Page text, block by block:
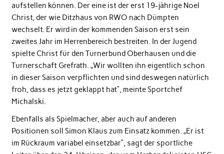
aufstellen können. Der eine ist der erst 19-jährige Noel
Christ, der wie Ditzhaus von RWO nach Dümpten
wechselt. Er wird in der kommenden Saison erst sein
zweites Jahr im Herrenbereich bestreiten. In der Jugend
spielte Christ für den Turnerbund Oberhausen und die
Turnerschaft Grefrath. „Wir wollten ihn eigentlich schon
in dieser Saison verpflichten und sind deswegen natürlich
froh, dass es jetzt geklappt hat“, meinte Sportchef
Michalski.
Ebenfalls als Spielmacher, aber auch auf anderen
Positionen soll Simon Klaus zum Einsatz kommen. „Er ist
im Rückraum variabel einsetzbar“, sagt der sportliche